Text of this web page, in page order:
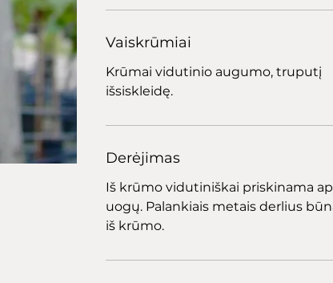
Vaiskrūmiai
Krūmai vidutinio augumo, truputį
išsiskleidę.
Derėjimas
Iš krūmo vidutiniškai priskinama
uogų. Palankiais metais derlius
iš krūmo.